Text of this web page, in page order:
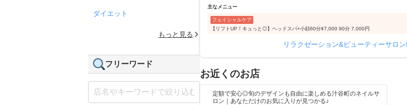
主なメニュー
フェイシャルケア
【リフトUP！キュっと◎】ヘッドスパ+小顔60分¥7,000 90分 7,000円
リラクゼーション&ビューティーサロ
お近くのお店
定額で安心◎旬のデザインも自由に楽しめる汁谷町のネイルサ
ロン｜あなただけのお気に入りが見つかる♪
ダイエット
もっと見る
フリーワード